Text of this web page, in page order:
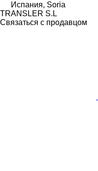
Испания, Soria
TRANSLER S.L
Связаться с продавцом